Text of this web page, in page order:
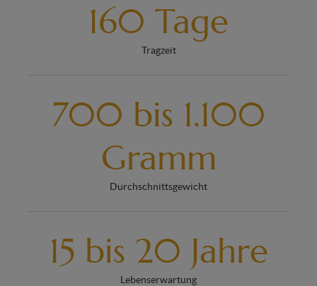
160 Tage
Tragzeit
700 bis 1.100
Gramm
Durchschnittsgewicht
15 bis 20 Jahre
Lebenserwartung